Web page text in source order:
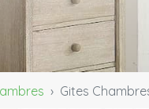
Gites